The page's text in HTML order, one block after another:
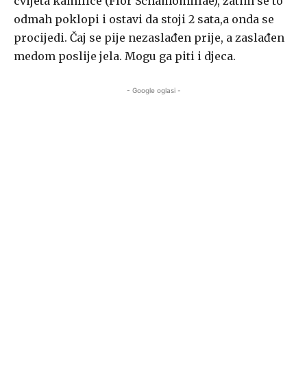
odmah poklopi i ostavi da stoji 2 sata,a onda se
procijedi. Čaj se pije nezaslađen prije, a zaslađen
medom poslije jela. Mogu ga piti i djeca.
- Google oglasi -